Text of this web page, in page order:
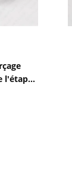
l'étape
de